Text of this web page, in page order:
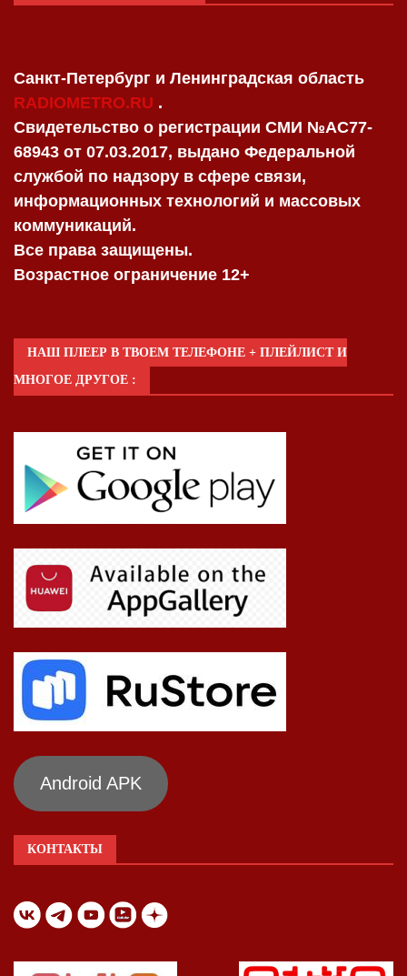
Санкт-Петербург и Ленинградская область
RADIOMETRO.RU .
Свидетельство о регистрации СМИ №AC77-
68943 от 07.03.2017, выдано Федеральной
службой по надзору в сфере связи,
информационных технологий и массовых
коммуникаций.
Все права защищены.
Возрастное ограничение 12+
НАШ ПЛЕЕР В ТВОЕМ ТЕЛЕФОНЕ + ПЛЕЙЛИСТ И
МНОГОЕ ДРУГОЕ :
Android APK
КОНТАКТЫ